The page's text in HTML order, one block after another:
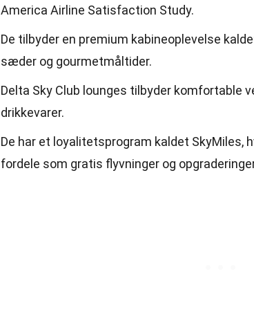
America Airline Satisfaction Study.
De tilbyder en premium kabineoplevelse
sæder og gourmetmåltider.
Delta Sky Club lounges tilbyder komfortable
drikkevarer.
De har et loyalitetsprogram kaldet SkyMiles,
fordele som gratis flyvninger og